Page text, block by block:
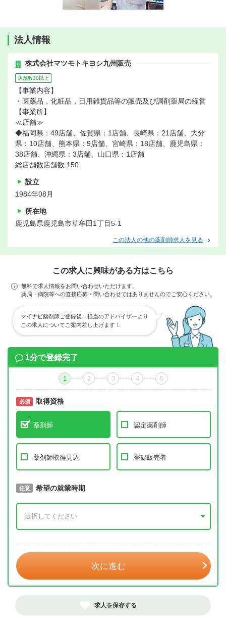
法人情報
株式会社マツモトキヨシ九州販売
店舗数30以上
【事業内容】
・医薬品，化粧品，日用雑貨品等の販売及び調剤薬局の経営
【事業所】
≪店舗≫
◆福岡県：49店舗、佐賀県：1店舗、長崎県：21店舗、大分
県：10店舗、熊本県：9店舗、宮崎県：18店舗、鹿児島県：
38店舗、沖縄県：3店舗、山口県：1店舗
総店舗数店舗数 150
設立
1984年08月
所在地
鹿児島県鹿児島市草牟田1丁目5-1
この法人の他の薬剤師求人を見る
この求人に興味がある方はこちら
無料で求人情報をお問い合わせいただけます。
薬局・病院等への直接応募・問い合わせではありませんのでご安心ください。
マイナビ薬剤師ご登録後、担当のアドバイザーより
この求人についてご案内差し上げます！
1分で登録完了
1 2 3 4 5
必須 取得資格
薬剤師 認定薬剤師
薬剤師取得見込 登録販売者
必須 取得予定年
任意 希望の就業時期
次に進む
求人を保存する